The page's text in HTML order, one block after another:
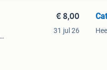
€ 8,00
31 jul 26